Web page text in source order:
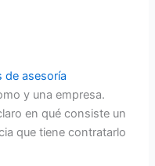
de asesoría
y una empresa.
en qué consiste un
que tiene contratarlo